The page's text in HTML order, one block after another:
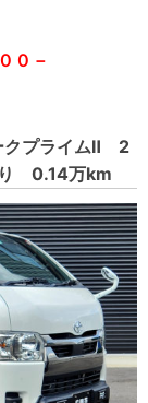
０－
プライムⅡ 2
0.14万km